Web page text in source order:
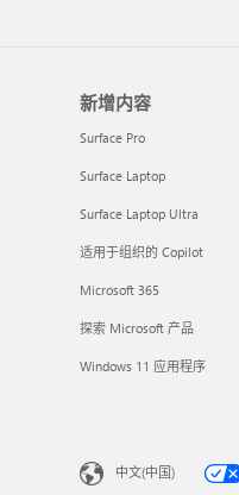
新增内容
Surface Pro
Surface Laptop
Surface Laptop Ultra
适用于组织的 Copilot
Microsoft 365
探索 Microsoft 产品
Windows 11 应用程序
中文(中国)